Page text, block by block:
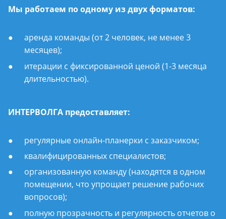
Мы работаем по одному из двух форматов:
аренда команды (от 2 человек, не менее 3
месяцев);
итерации с фиксированной ценой (1-3 месяца
длительностью).
ИНТЕРВОЛГА предоставляет:
регулярные онлайн-планерки с заказчиком;
квалифицированных специалистов;
организованную команду (находятся в одном
помещении, что упрощает решение рабочих
вопросов);
полную прозрачность и регулярность отчетов о